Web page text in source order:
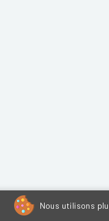
Nous utilisons